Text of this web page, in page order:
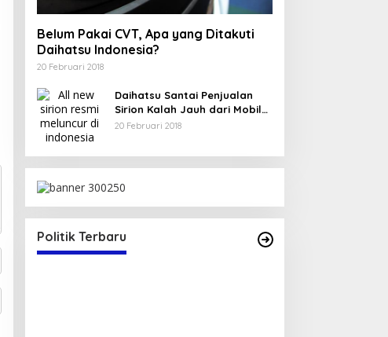
Belum Pakai CVT, Apa yang Ditakuti
Daihatsu Indonesia?
20 Februari 2018
Daihatsu Santai Penjualan
Sirion Kalah Jauh dari Mobil
LCGC
20 Februari 2018
Politik Terbaru
Asal (Lambu)
Diri Sebagai
DPRD Kabupaten
Januari 2024